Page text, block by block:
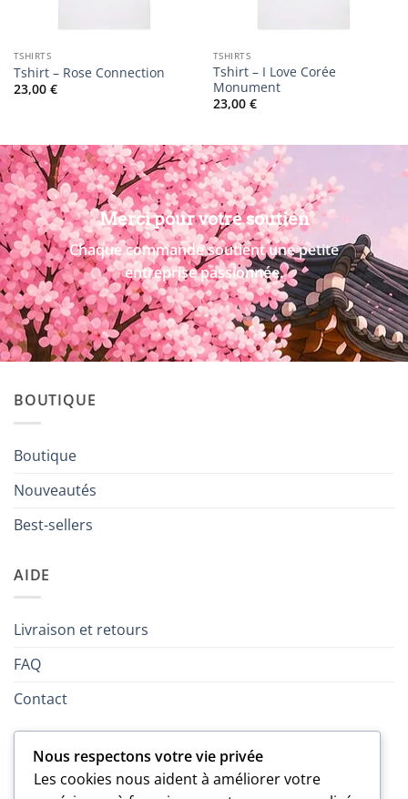
TSHIRTS
Tshirt – Rose Connection
23,00 €
TSHIRTS
Tshirt – I Love Corée
Monument
23,00 €
Merci pour votre soutien
Chaque commande soutient une petite
entreprise passionnée.
BOUTIQUE
Boutique
Nouveautés
Best-sellers
AIDE
Livraison et retours
FAQ
Contact
LÉGAL
Nous respectons votre vie privée
Les cookies nous aident à améliorer votre